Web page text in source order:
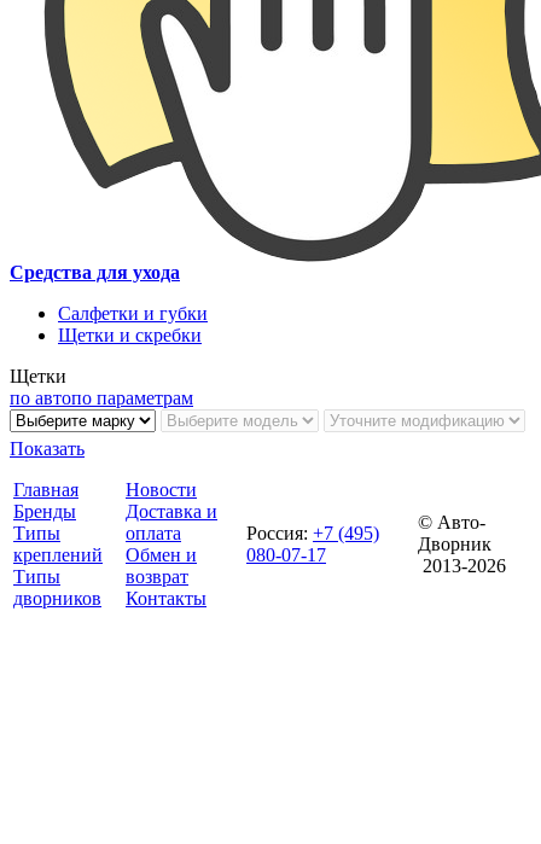
Средства для ухода
Салфетки и губки
Щетки и скребки
Щетки
по автопо параметрам
Показать
Главная
Бренды
Типы
креплений
Типы
дворников
Новости
Доставка и
оплата
Обмен и
возврат
Контакты
Россия: +7 (495)
080-07-17
© Авто-
Дворник
2013-2026